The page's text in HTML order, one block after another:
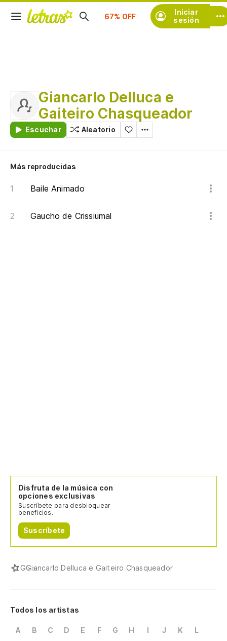
Iniciar
sesión
Suscríbete
Giancarlo Delluca e
Gaiteiro Chasqueador
Escuchar Aleatorio
Más reproducidas
Baile Animado
Gaucho de Crissiumal
Disfruta de la música con
opciones exclusivas
Suscríbete para desbloquear
beneficios.
Suscríbete
GGiancarlo Delluca e Gaiteiro Chasqueador
Todos los artistas
A B C D E F G H I J K
L